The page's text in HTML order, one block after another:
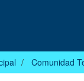
Comunidad